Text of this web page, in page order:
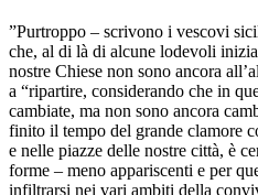
”Purtroppo – scrivono i vescovi
che, al di là di alcune lodevoli
nostre Chiese non sono ancora
a “ripartire, considerando che in
cambiate, ma non sono ancora
finito il tempo del grande clamore
e nelle piazze delle nostre città, è
forme – meno appariscenti e per
infiltrarsi nei vari ambiti della